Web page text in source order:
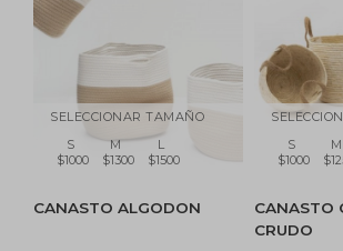
SELECCIONAR TAMAÑO
S
$1000
M
$1300
L
$1500
CANASTO ALGODON
S
$1000
M
CANASTO
CRUDO